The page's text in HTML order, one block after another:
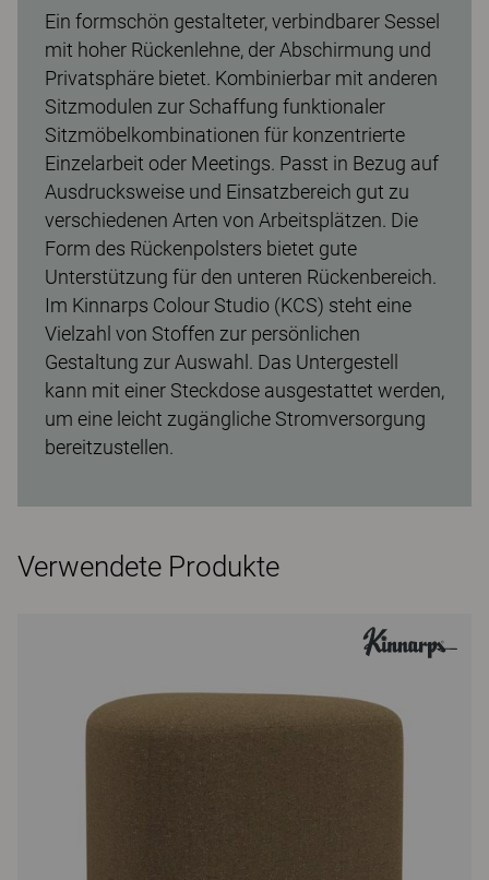
Ein formschön gestalteter, verbindbarer Sessel
mit hoher Rückenlehne, der Abschirmung und
Privatsphäre bietet. Kombinierbar mit anderen
Sitzmodulen zur Schaffung funktionaler
Sitzmöbelkombinationen für konzentrierte
Einzelarbeit oder Meetings. Passt in Bezug auf
Ausdrucksweise und Einsatzbereich gut zu
verschiedenen Arten von Arbeitsplätzen. Die
Form des Rückenpolsters bietet gute
Unterstützung für den unteren Rückenbereich.
Im Kinnarps Colour Studio (KCS) steht eine
Vielzahl von Stoffen zur persönlichen
Gestaltung zur Auswahl. Das Untergestell
kann mit einer Steckdose ausgestattet werden,
um eine leicht zugängliche Stromversorgung
bereitzustellen.
Verwendete Produkte